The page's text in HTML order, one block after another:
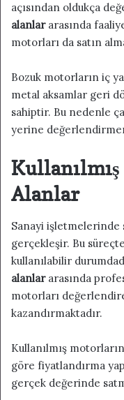
açısından oldukça
alanlararasında
motorları da satın
Bozuk motorların iç
metal aksamlar geri
sahiptir. Bu nedenle
yerine
Alanlar
Sanayi işletmelerinde
gerçekleşir. Bu
kullanılabilir
alanlararasında
motorları
kazandırmaktadır.
Kullanılmış
göre fiyatlandırma
gerçek değerinde